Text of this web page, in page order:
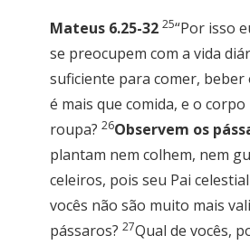
Mateus 6.25-32 25“Por isso
se preocupem com a vida
suficiente para comer, beber
é mais que comida, e o
roupa? 26Observem os
plantam nem colhem, nem
celeiros, pois seu Pai
vocês não são muito mais
pássaros? 27Qual de vocês,